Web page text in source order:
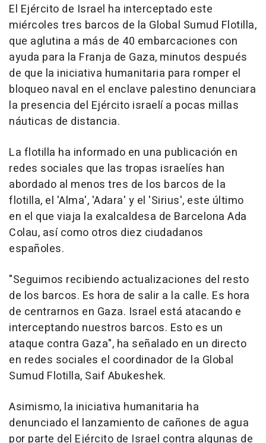
El Ejército de Israel ha interceptado este
miércoles tres barcos de la Global Sumud Flotilla,
que aglutina a más de 40 embarcaciones con
ayuda para la Franja de Gaza, minutos después
de que la iniciativa humanitaria para romper el
bloqueo naval en el enclave palestino denunciara
la presencia del Ejército israelí a pocas millas
náuticas de distancia.
La flotilla ha informado en una publicación en
redes sociales que las tropas israelíes han
abordado al menos tres de los barcos de la
flotilla, el 'Alma', 'Adara' y el 'Sirius', este último
en el que viaja la exalcaldesa de Barcelona Ada
Colau, así como otros diez ciudadanos
españoles.
"Seguimos recibiendo actualizaciones del resto
de los barcos. Es hora de salir a la calle. Es hora
de centrarnos en Gaza. Israel está atacando e
interceptando nuestros barcos. Esto es un
ataque contra Gaza", ha señalado en un directo
en redes sociales el coordinador de la Global
Sumud Flotilla, Saif Abukeshek.
Asimismo, la iniciativa humanitaria ha
denunciado el lanzamiento de cañones de agua
por parte del Ejército de Israel contra algunas de